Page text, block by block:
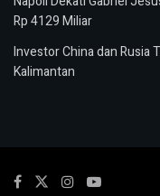
Rp 4129 Miliar
Investor China dan Rusia
Kalimantan